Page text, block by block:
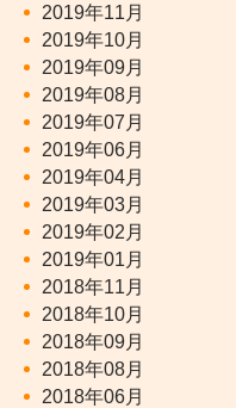
2019年11月
2019年10月
2019年09月
2019年08月
2019年07月
2019年06月
2019年04月
2019年03月
2019年02月
2019年01月
2018年11月
2018年10月
2018年09月
2018年08月
2018年06月